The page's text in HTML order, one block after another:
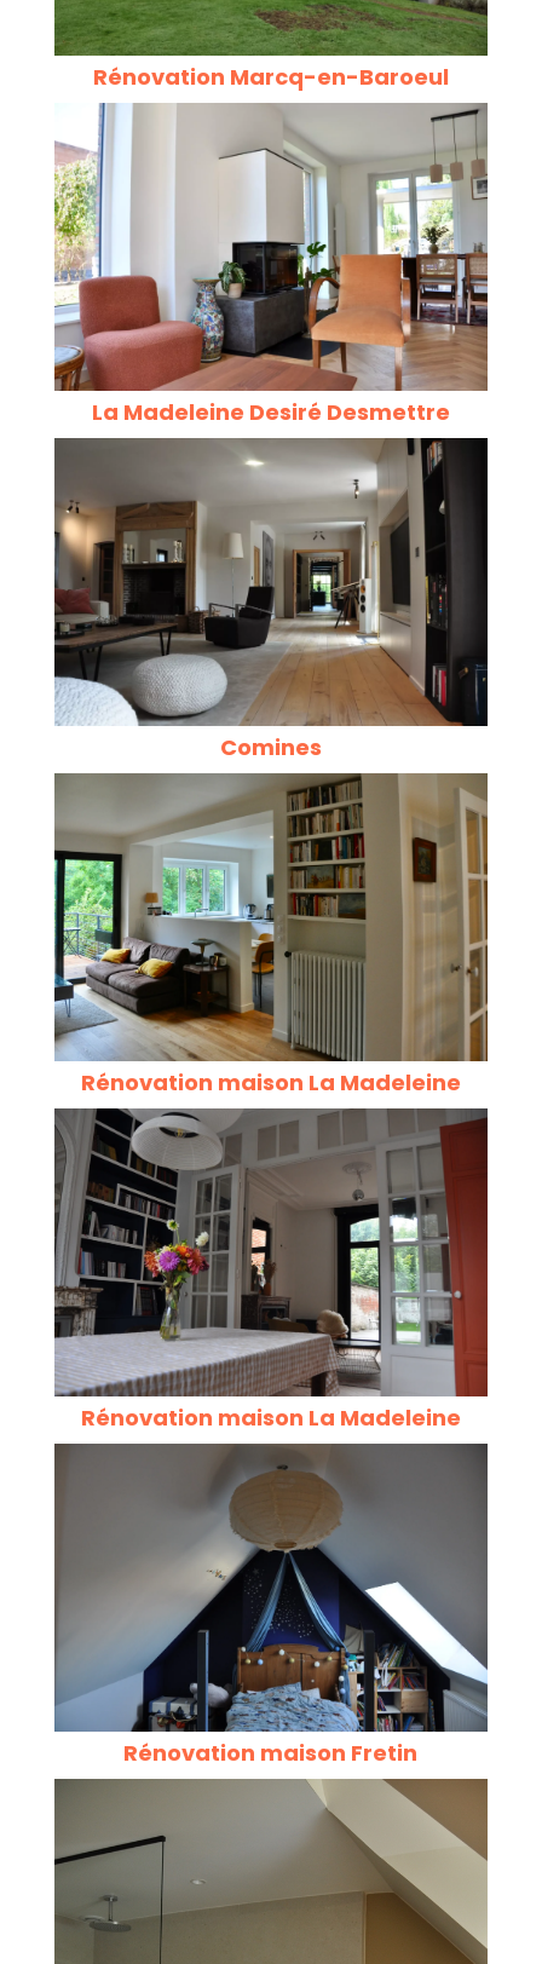
Rénovation Marcq-en-Baroeul
La Madeleine Desiré Desmettre
Comines
Rénovation maison La Madeleine
Rénovation maison La Madeleine
Rénovation maison Fretin